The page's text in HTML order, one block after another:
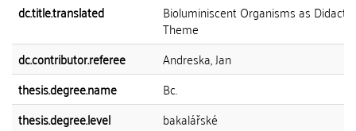
dc.title.translated
Bioluminiscent Organisms as Didactic
Theme
dc.contributor.referee
Andreska, Jan
thesis.degree.name
Bc.
thesis.degree.level
bakalářské